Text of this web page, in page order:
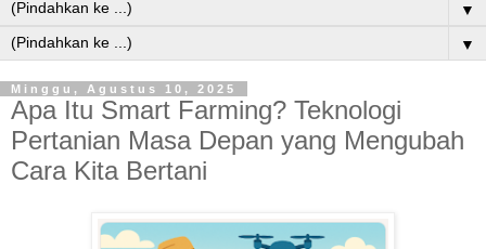
▼
▼
Minggu, Agustus 10, 2025
Apa Itu Smart Farming? Teknologi
Pertanian Masa Depan yang Mengubah
Cara Kita Bertani